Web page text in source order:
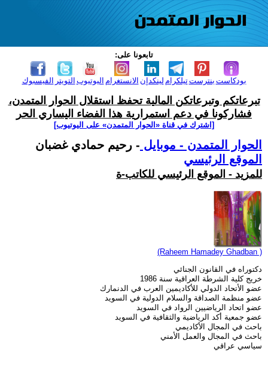
تابعونا على:
الفيسبوك التويتر اليوتيوب الانستغرام لينكدإن تيلكرامبنترست بودكاست
تبرعاتكم وتبرعاتكن المالية تحفظ استقلال الحوار المتمدن،
فشاركونا في دعم استمرارية هذا الفضاء اليساري الحر
[اشترك في قناة ‫«الحوار المتمدن» على اليوتيوب]
الحوار المتمدن - موبايل - رحيم حمادي غضبان
الموقع الرئيسي
للمزيد - الموقع الرئيسي للكاتب-ة
(Raheem Hamadey Ghadban )
دكتوراه في القانون الجنائي
خريج كلية الشرطة العراقية سنة 1986
عضو الأتحاد الدولي للأكاديمين العرب في الدنمارك
عضو منظمة الصداقة والسلام الدولية في السويد
عضو اتحاد الرياضيين الرواد في السويد
عضو جمعية أكد الرياضية والثقافية في السويد
باحث في المجال الأكاديمي
باحث في المجال والعمل الأمني
سياسي عراقي